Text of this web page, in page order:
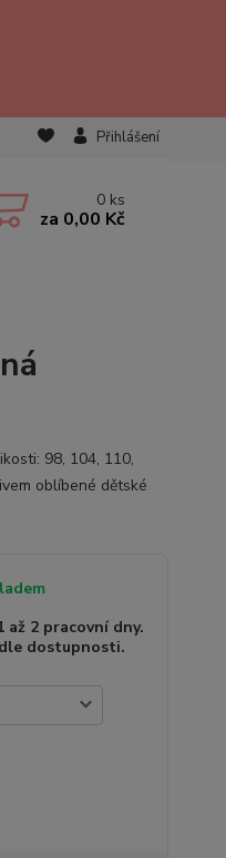
Přihlášení
0 ks
za 0,00 Kč
98, 104, 110,
oblíbené dětské
až 2 pracovní dny.
dostupnosti.